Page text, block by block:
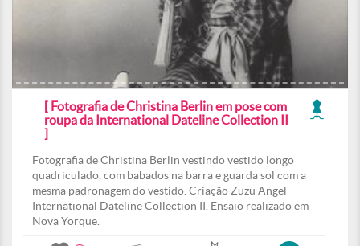
[ Fotografia de Christina Berlin em pose com
roupa da International Dateline Collection II
]
Fotografia de Christina Berlin vestindo vestido longo
quadriculado, com babados na barra e guarda sol com a
mesma padronagem do vestido. Criação Zuzu Angel
International Dateline Collection II. Ensaio realizado em
Nova Yorque.